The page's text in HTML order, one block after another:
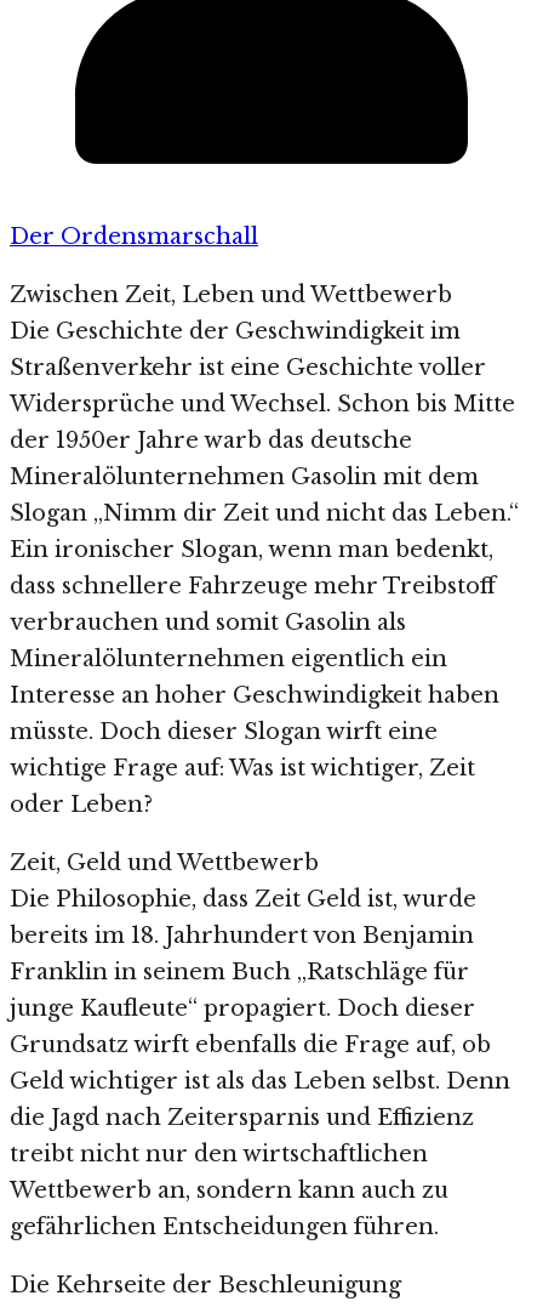
Der Ordensmarschall
Zwischen Zeit, Leben und Wettbewerb
Die Geschichte der Geschwindigkeit im
Straßenverkehr ist eine Geschichte voller
Widersprüche und Wechsel. Schon bis Mitte
der 1950er Jahre warb das deutsche
Mineralölunternehmen Gasolin mit dem
Slogan „Nimm dir Zeit und nicht das Leben.“
Ein ironischer Slogan, wenn man bedenkt,
dass schnellere Fahrzeuge mehr Treibstoff
verbrauchen und somit Gasolin als
Mineralölunternehmen eigentlich ein
Interesse an hoher Geschwindigkeit haben
müsste. Doch dieser Slogan wirft eine
wichtige Frage auf: Was ist wichtiger, Zeit
oder Leben?
Zeit, Geld und Wettbewerb
Die Philosophie, dass Zeit Geld ist, wurde
bereits im 18. Jahrhundert von Benjamin
Franklin in seinem Buch „Ratschläge für
junge Kaufleute“ propagiert. Doch dieser
Grundsatz wirft ebenfalls die Frage auf, ob
Geld wichtiger ist als das Leben selbst. Denn
die Jagd nach Zeitersparnis und Effizienz
treibt nicht nur den wirtschaftlichen
Wettbewerb an, sondern kann auch zu
gefährlichen Entscheidungen führen.
Die Kehrseite der Beschleunigung